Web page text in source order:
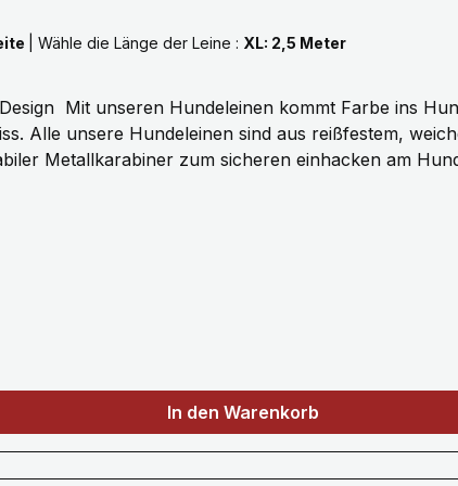
Wähle die Länge der Leine : XL: 2,5 Meter
unserer
Alle unsere Hundeleinen sind aus reißfestem,
Metallkarabiner zum sicheren einhacken am
In den Warenkorb